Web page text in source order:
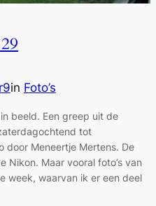
in Foto’s
beeld. Een greep uit de
tot
door Meneertje Mertens. De
Nikon. Maar vooral foto’s van
week, waarvan ik er een deel